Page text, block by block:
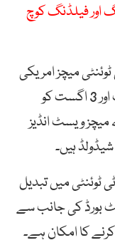
اور فیلڈنگ کوچ
اور ویسٹ انڈیز کے درمیان 3 ٹی ٹوئنٹی میچز امریکی
ریاست فلوریڈا میں 31 جولائی ، 2 اگست اور 3 اگست کو
ویسٹ انڈیز
ٹوئنٹی میں تبدیل
بورڈ کی جانب سے
کا امکان ہے۔